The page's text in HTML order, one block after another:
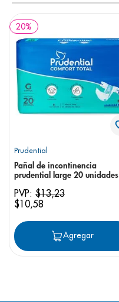
20%
Prudential
Pañal de incontinencia
prudential large 20 unidades
PVP: $13,23
$10,58
Agregar